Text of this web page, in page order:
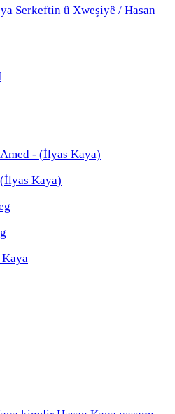
Serkeftin û Xweşiyê / Hasan
Kaya)